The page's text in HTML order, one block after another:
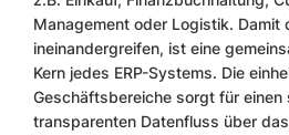
Management oder Logistik. Damit
ineinandergreifen, ist eine
Kern jedes ERP-Systems. Die
Geschäftsbereiche sorgt für einen
transparenten Datenfluss über